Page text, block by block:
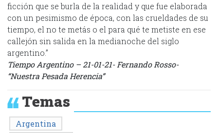
ficción que se burla de la realidad y que fue elaborada
con un pesimismo de época, con las crueldades de su
tiempo, el no te metás o el para qué te metiste en ese
callejón sin salida en la medianoche del siglo
argentino.”
Tiempo Argentino – 21-01-21- Fernando Rosso-
“Nuestra Pesada Herencia”
Temas
Argentina